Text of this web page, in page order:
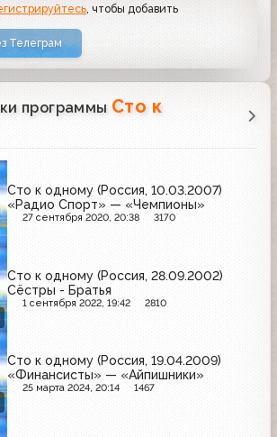
, чтобы добавить
Телеграм
программы Сто к
Сто к одному (Россия, 10.03.2007)
«Радио Спорт» — «Чемпионы»
27 сентября 2020, 20:38 3170
Сто к одному (Россия, 28.09.2002)
Сёстры - Братья
1 сентября 2022, 19:42 2810
Сто к одному (Россия, 19.04.2009)
«Финансисты» — «Айпишники»
25 марта 2024, 20:14 1467